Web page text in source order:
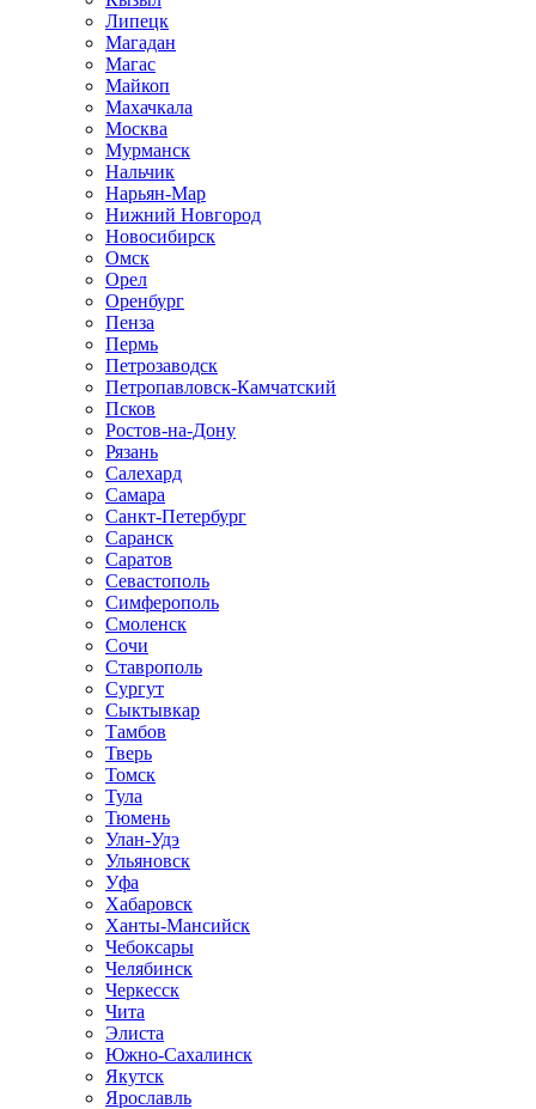
Липецк
Магадан
Магас
Майкоп
Махачкала
Москва
Мурманск
Нальчик
Нарьян-Мар
Нижний Новгород
Новосибирск
Омск
Орел
Оренбург
Пенза
Пермь
Петрозаводск
Петропавловск-Камчатский
Псков
Ростов-на-Дону
Рязань
Салехард
Самара
Санкт-Петербург
Саранск
Саратов
Севастополь
Симферополь
Смоленск
Сочи
Ставрополь
Сургут
Сыктывкар
Тамбов
Тверь
Томск
Тула
Тюмень
Улан-Удэ
Ульяновск
Уфа
Хабаровск
Ханты-Мансийск
Чебоксары
Челябинск
Черкесск
Чита
Элиста
Южно-Сахалинск
Якутск
Ярославль